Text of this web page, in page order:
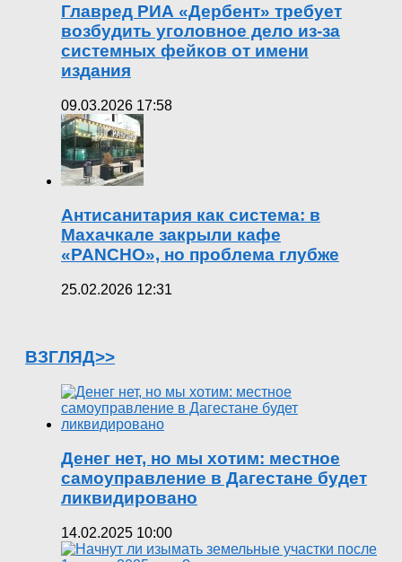
Главред РИА «Дербент» требует
возбудить уголовное дело из-за
системных фейков от имени
издания
09.03.2026 17:58
Антисанитария как система: в
Махачкале закрыли кафе
«PANCHO», но проблема глубже
25.02.2026 12:31
ВЗГЛЯД>>
Денег нет, но мы хотим: местное
самоуправление в Дагестане будет
ликвидировано
14.02.2025 10:00